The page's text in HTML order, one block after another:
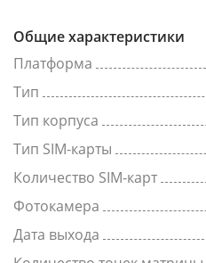
Общие характеристики
Платформа
Тип
Тип корпуса
Тип SIM-карты
Количество SIM-карт
Фотокамера
Дата выхода